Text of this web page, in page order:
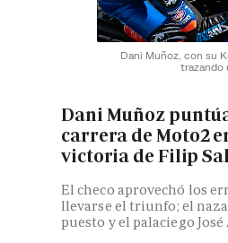
Dani Muñoz, con su
trazando
Dani Muñoz
carrera de Moto2
victoria de Filip
El checo aprovechó los
llevarse el triunfo; el
puesto y el palaciego